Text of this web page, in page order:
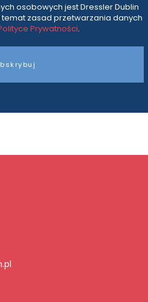
osobowych jest Dressler Dublin
temat zasad przetwarzania danych
Prywatności.